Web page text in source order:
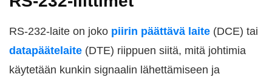
RS-232-laite on joko piirin päättävä laite (DCE) tai
datapäätelaite (DTE) riippuen siitä, mitä johtimia
käytetään kunkin signaalin lähettämiseen ja